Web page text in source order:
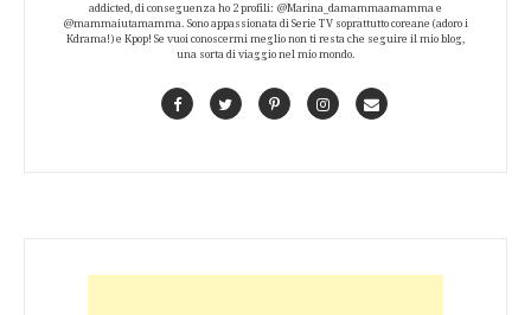
addicted, di conseguenza ho 2 profili: @Marina_damammaamamma e
@mammaiutamamma. Sono appassionata di Serie TV soprattutto coreane (adoro i
Kdrama!) e Kpop! Se vuoi conoscermi meglio non ti resta che seguire il mio blog,
una sorta di viaggio nel mio mondo.
FacebookTwitterPinterestInstagramContact